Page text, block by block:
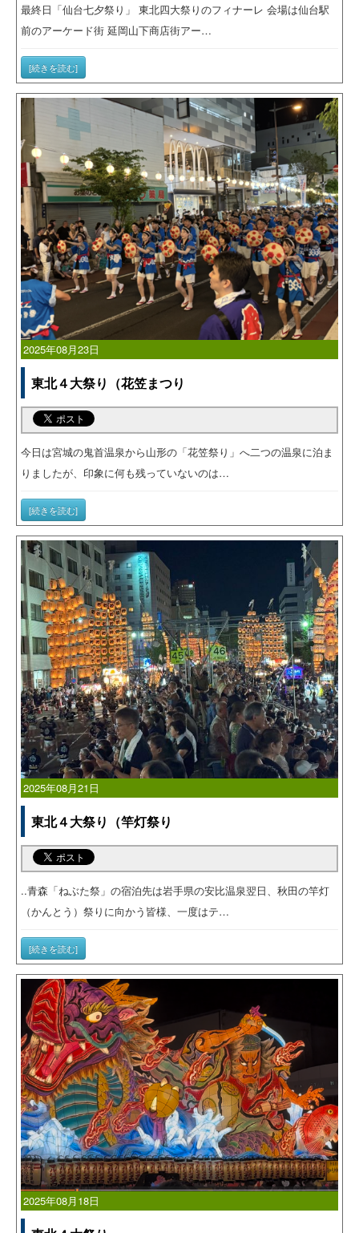
最終日「仙台七夕祭り」 東北四大祭りのフィナーレ 会場は仙台駅
前のアーケード街 延岡山下商店街アー…
[続きを読む]
2025年08月23日
東北４大祭り（花笠まつり
今日は宮城の鬼首温泉から山形の「花笠祭り」へ二つの温泉に泊ま
りましたが、印象に何も残っていないのは…
[続きを読む]
2025年08月21日
東北４大祭り（竿灯祭り
..青森「ねぶた祭」の宿泊先は岩手県の安比温泉翌日、秋田の竿灯
（かんとう）祭りに向かう皆様、一度はテ…
[続きを読む]
2025年08月18日